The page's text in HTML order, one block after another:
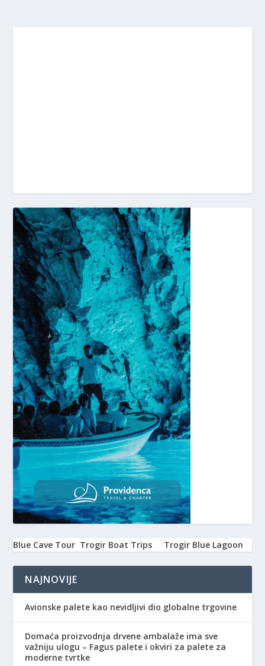
Blue Cave Tour Trogir Boat Trips Trogir Blue Lagoon
NAJNOVIJE
Avionske palete kao nevidljivi dio globalne trgovine
Domaća proizvodnja drvene ambalaže ima sve
važniju ulogu – Fagus palete i okviri za palete za
moderne tvrtke